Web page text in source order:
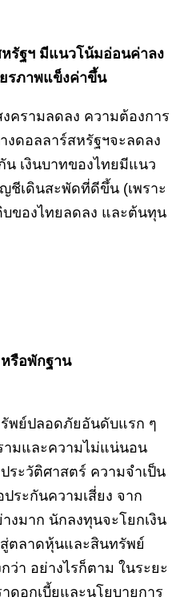
รัฐฯ มีแนวโน้มอ่อนค่าลง
รภาพแข็งค่าขึ้น
งครามลดลง ความต้องการ
ดอลลาร์สหรัฐฯจะลดลง
เงินบาทของไทยมีแนว
เดินสะพัดที่ดีขึ้น (เพราะ
ของไทยลดลง และต้นทุน
รือพักฐาน
พย์ปลอดภัยอันดับแรก ๆ
ามและความไม่แน่นอน
ระวัติศาสตร์ ความจำเป็น
ระกันความเสี่ยง จาก
งมาก นักลงทุนจะโยกเงิน
ตลาดหุ้นและสินทรัพย์
ว่า อย่างไรก็ตาม ในระยะ
ดอกเบี้ยและนโยบายการ